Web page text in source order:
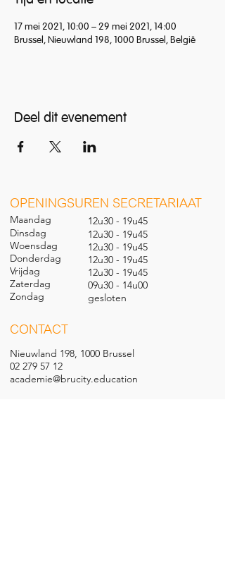
17 mei 2021, 10:00 – 29 mei 2021, 14:00
Brussel, Nieuwland 198, 1000 Brussel, België
Deel dit evenement
OPENINGSUREN SECRETARIAAT
Maandag
Dinsdag
Woensdag
Donderdag
Vrijdag
Zaterdag
Zondag
12u30 - 19u45
12u30 - 19u45
12u30 - 19u45
12u30 - 19u45
12u30 - 19u45
09u30 - 14u00
gesloten
CONTACT
Nieuwland 198, 1000 Brussel
02 279 57 12
academie@brucity.education